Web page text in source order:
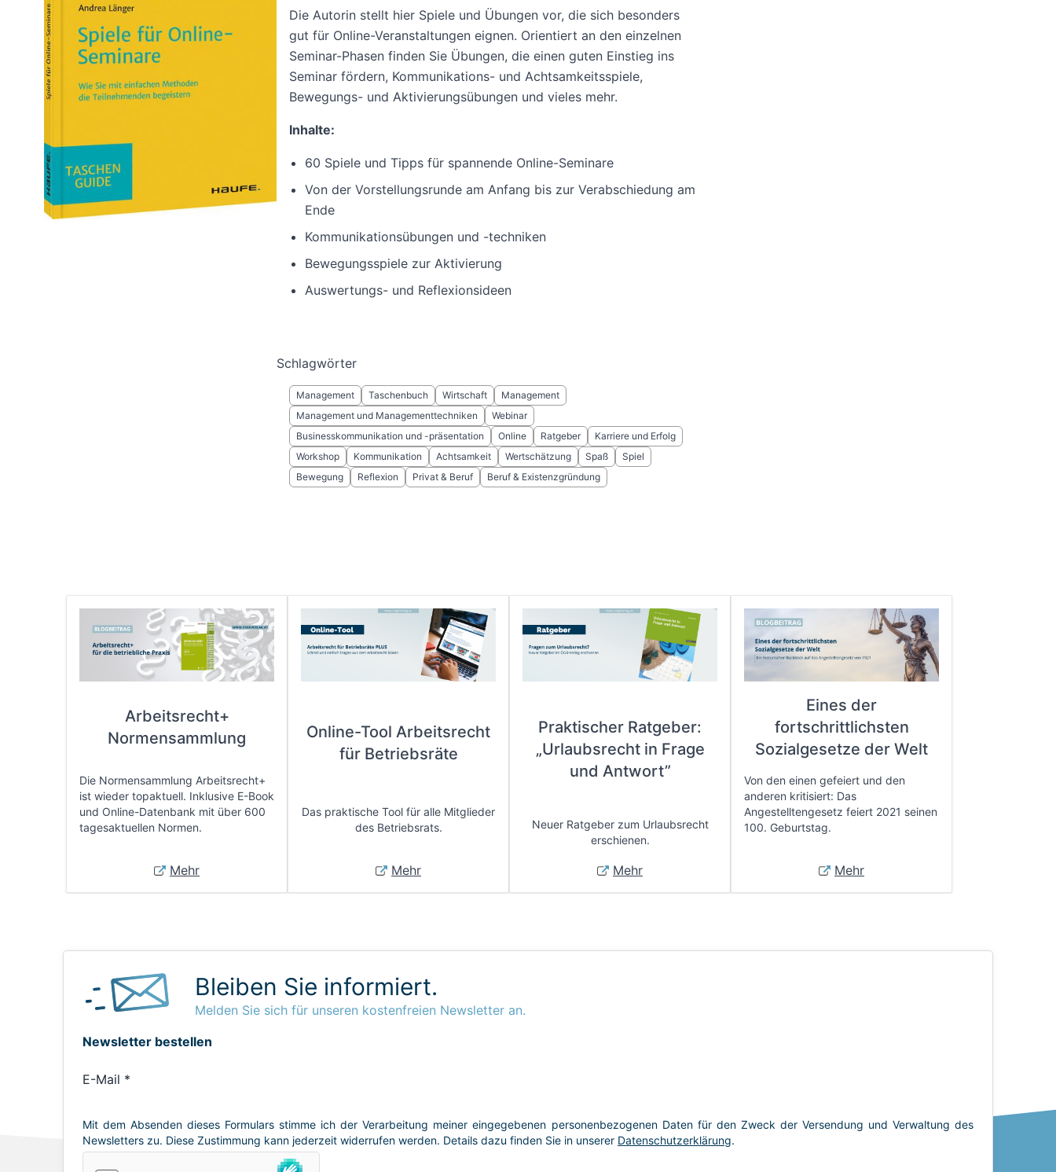
Die Autorin stellt hier Spiele und Übungen vor, die sich besonders
gut für Online-Veranstaltungen eignen. Orientiert an den einzelnen
Seminar-Phasen finden Sie Übungen, die einen guten Einstieg ins
Seminar fördern, Kommunikations- und Achtsamkeitsspiele,
Bewegungs- und Aktivierungsübungen und vieles mehr.
Inhalte:
60 Spiele und Tipps für spannende Online-Seminare
Von der Vorstellungsrunde am Anfang bis zur Verabschiedung am
Ende
Kommunikationsübungen und -techniken
Bewegungsspiele zur Aktivierung
Auswertungs- und Reflexionsideen
Schlagwörter
Management Taschenbuch Wirtschaft
Management
Management und Managementtechniken
Webinar
Businesskommunikation und -präsentation
Online Ratgeber
Karriere und Erfolg
Workshop
Kommunikation Achtsamkeit Wertschätzung Spaß
Spiel
Bewegung
Reflexion Privat & Beruf Beruf & Existenzgründung
Arbeitsrecht+
Normensammlung
Die Normensammlung Arbeitsrecht+
ist wieder topaktuell. Inklusive E-Book
und Online-Datenbank mit über 600
tagesaktuellen Normen.
Mehr
Online-Tool Arbeitsrecht
für Betriebsräte
Das praktische Tool für alle Mitglieder
des Betriebsrats.
Mehr
Praktischer Ratgeber:
„Urlaubsrecht in Frage
und Antwort”
Neuer Ratgeber zum Urlaubsrecht
erschienen.
Mehr
Eines der
fortschrittlichsten
Sozialgesetze der Welt
Von den einen gefeiert und den
anderen kritisiert: Das
Angestelltengesetz feiert 2021 seinen
100. Geburtstag.
Mehr
Bleiben Sie informiert.
Melden Sie sich für unseren kostenfreien Newsletter an.